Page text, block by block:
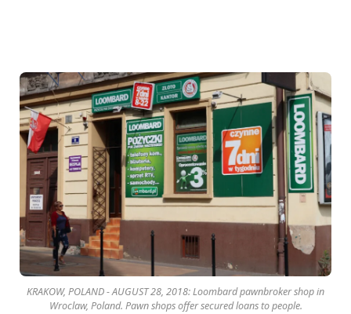
KRAKOW, POLAND - AUGUST 28, 2018: Loombard pawnbroker shop in
Wroclaw, Poland. Pawn shops offer secured loans to people.